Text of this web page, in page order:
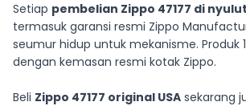
Setiap pembelian Zippo 47177 di
termasuk garansi resmi Zippo
seumur hidup untuk mekanisme. Produk
dengan kemasan resmi kotak Zippo.
Beli Zippo 47177 original USA sekarang